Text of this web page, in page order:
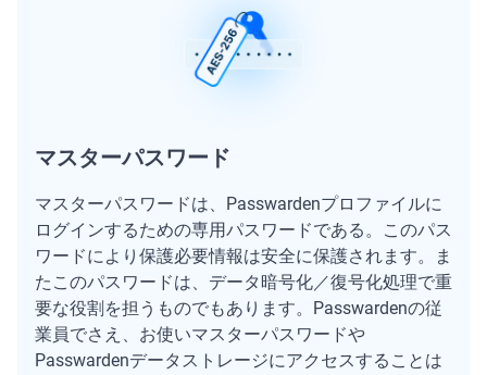
マスターパスワード
マスターパスワードは、Passwardenプロファイルに
ログインするための専用パスワードである。このパス
ワードにより保護必要情報は安全に保護されます。ま
たこのパスワードは、データ暗号化／復号化処理で重
要な役割を担うものでもあります。Passwardenの従
業員でさえ、お使いマスターパスワードや
Passwardenデータストレージにアクセスすることは